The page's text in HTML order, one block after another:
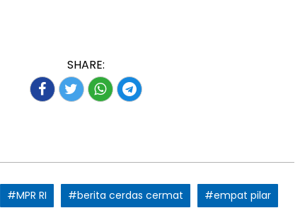
SHARE:
#MPR RI #berita cerdas cermat #empat pilar